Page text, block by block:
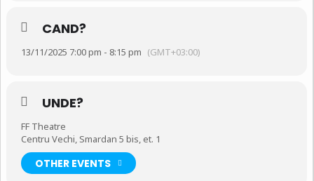
CAND?
13/11/2025 7:00 pm - 8:15 pm (GMT+03:00)
UNDE?
FF Theatre
Centru Vechi, Smardan 5 bis, et. 1
OTHER EVENTS